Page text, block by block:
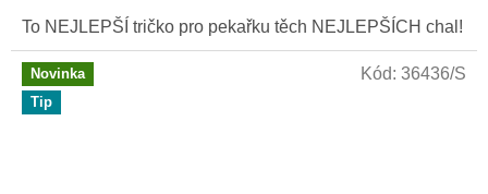
To NEJLEPŠÍ tričko pro pekařku těch NEJLEPŠÍCH chal!
Novinka
Tip
Kód: 36436/S